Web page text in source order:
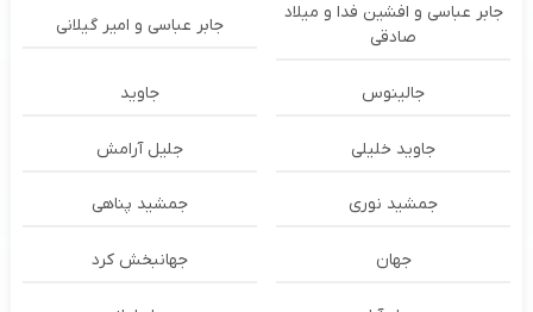
جابر عباسی و افشین فدا و میلاد
صادقی
جابر عباسی و امیر گیلانی
جالینوس جاوید
جاوید خلیلی جلیل آرامش
جمشید نوری جمشید پناهی
جهان جهانبخش کرد